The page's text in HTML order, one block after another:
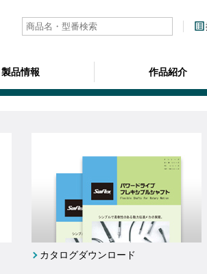
製品情報 作品紹介
list_alt
カタログダウンロード